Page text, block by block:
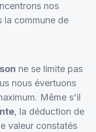
nos
la commune de
ne se limite pas
nous évertuons
Même s'il
, la déduction de
valeur constatés